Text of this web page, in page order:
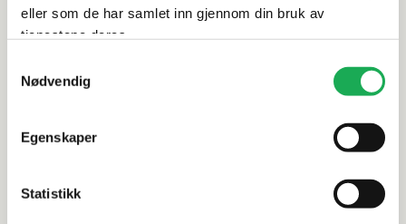
eller som de har samlet inn gjennom din bruk av
tjenestene deres.
Nødvendig
Egenskaper
Statistikk
Artikkelnr. 101347797
Produktinformasjon
Spesifikasjoner
Leveringsinformasjon